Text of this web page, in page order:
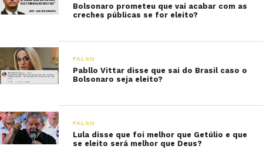
Bolsonaro prometeu que vai acabar com as
creches públicas se for eleito?
FALSO
Pabllo Vittar disse que sai do Brasil caso o
Bolsonaro seja eleito?
FALSO
Lula disse que foi melhor que Getúlio e que
se eleito será melhor que Deus?